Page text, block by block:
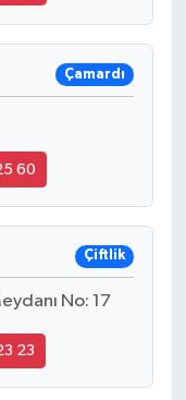
Çamardı
60
Çiftlik
No: 17
23